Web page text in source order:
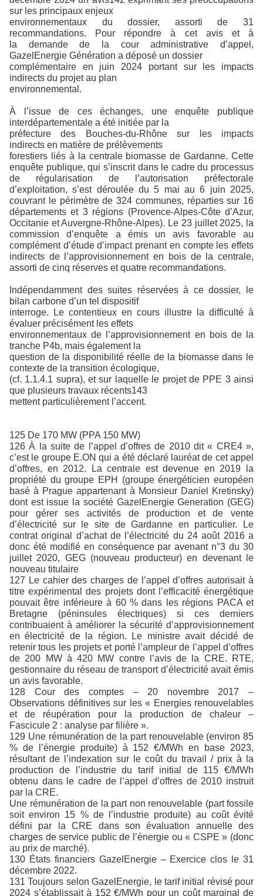
sur les principaux enjeux
environnementaux du dossier, assorti de 31
recommandations. Pour répondre à cet avis et à
la demande de la cour administrative d’appel,
GazelEnergie Génération a déposé un dossier
complémentaire en juin 2024 portant sur les impacts
indirects du projet au plan
environnemental.
À l’issue de ces échanges, une enquête publique
interdépartementale a été initiée par la
préfecture des Bouches-du-Rhône sur les impacts
indirects en matière de prélèvements
forestiers liés à la centrale biomasse de Gardanne. Cette
enquête publique, qui s’inscrit dans le cadre du processus
de régularisation de l’autorisation préfectorale
d’exploitation, s’est déroulée du 5 mai au 6 juin 2025,
couvrant le périmètre de 324 communes, réparties sur 16
départements et 3 régions (Provence-Alpes-Côte d’Azur,
Occitanie et Auvergne-Rhône-Alpes). Le 23 juillet 2025, la
commission d’enquête a émis un avis favorable au
complément d’étude d’impact prenant en compte les effets
indirects de l’approvisionnement en bois de la centrale,
assorti de cinq réserves et quatre recommandations.
Indépendamment des suites réservées à ce dossier, le
bilan carbone d’un tel dispositif
interroge. Le contentieux en cours illustre la difficulté à
évaluer précisément les effets
environnementaux de l’approvisionnement en bois de la
tranche P4b, mais également la
question de la disponibilité réelle de la biomasse dans le
contexte de la transition écologique,
(cf. 1.1.4.1 supra), et sur laquelle le projet de PPE 3 ainsi
que plusieurs travaux récents143
mettent particulièrement l’accent.
125 De 170 MW (PPA 150 MW)
126 À la suite de l’appel d’offres de 2010 dit « CRE4 »,
c’est le groupe E.ON qui a été déclaré lauréat de cet appel
d’offres, en 2012. La centrale est devenue en 2019 la
propriété du groupe EPH (groupe énergéticien européen
basé à Prague appartenant à Monsieur Daniel Kretinsky)
dont est issue la société GazelEnergie Generation (GEG)
pour gérer ses activités de production et de vente
d’électricité sur le site de Gardanne en particulier. Le
contrat original d’achat de l’électricité du 24 août 2016 a
donc été modifié en conséquence par avenant n°3 du 30
juillet 2020, GEG (nouveau producteur) en devenant le
nouveau titulaire
127 Le cahier des charges de l’appel d’offres autorisait à
titre expérimental des projets dont l’efficacité énergétique
pouvait être inférieure à 60 % dans les régions PACA et
Bretagne (péninsules électriques) si ces derniers
contribuaient à améliorer la sécurité d’approvisionnement
en électricité de la région. Le ministre avait décidé de
retenir tous les projets et porté l’ampleur de l’appel d’offres
de 200 MW à 420 MW contre l’avis de la CRE. RTE,
gestionnaire du réseau de transport d’électricité avait émis
un avis favorable.
128 Cour des comptes – 20 novembre 2017 –
Observations définitives sur les « Energies renouvelables
et de réupération pour la production de chaleur –
Fascicule 2 : analyse par filière ».
129 Une rémunération de la part renouvelable (environ 85
% de l’énergie produite) à 152 €/MWh en base 2023,
résultant de l’indexation sur le coût du travail / prix à la
production de l’industrie du tarif initial de 115 €/MWh
obtenu dans le cadre de l’appel d’offres de 2010 instruit
par la CRE.
Une rémunération de la part non renouvelable (part fossile
soit environ 15 % de l’industrie produite) au coût évité
défini par la CRE dans son évaluation annuelle des
charges de service public de l’énergie ou « CSPE » (donc
au prix de marché).
130 États financiers GazelEnergie – Exercice clos le 31
décembre 2022.
131 Toujours selon GazelEnergie, le tarif initial révisé pour
2024 s’établissait à 152 €/MWh pour un coût marginal de